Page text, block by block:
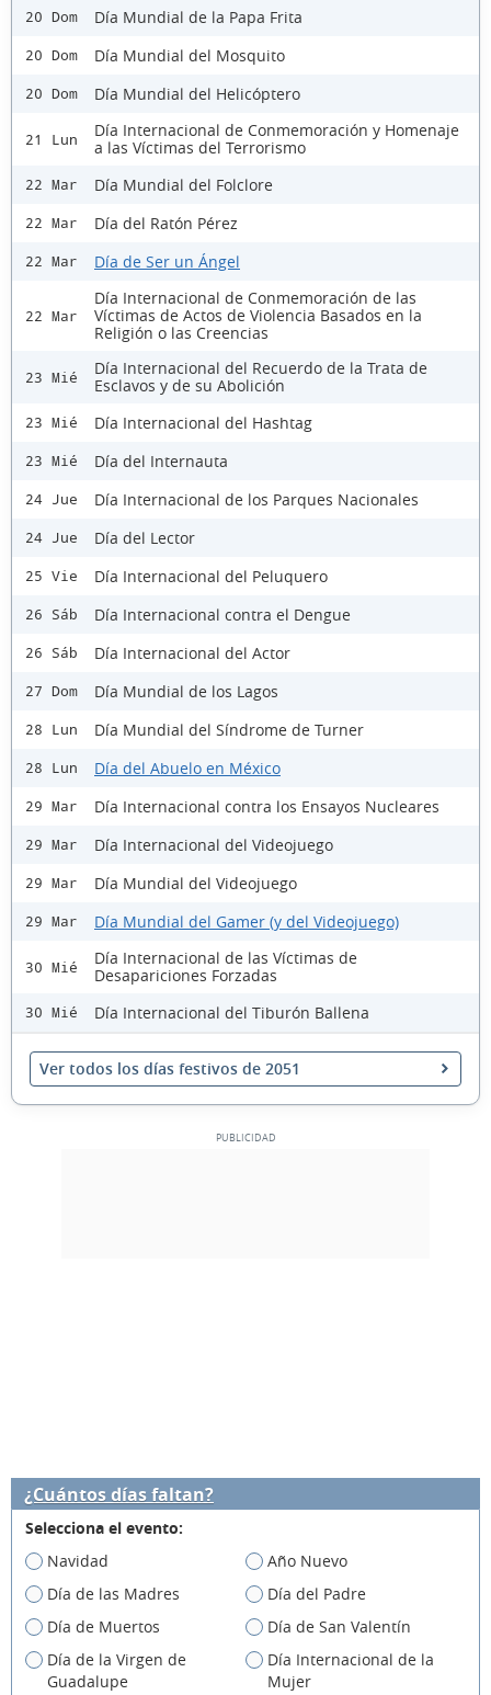
20 Dom Día Mundial de la Papa Frita
20 Dom Día Mundial del Mosquito
20 Dom Día Mundial del Helicóptero
21 Lun
Día Internacional de Conmemoración y Homenaje
a las Víctimas del Terrorismo
22 Mar Día Mundial del Folclore
22 Mar Día del Ratón Pérez
22 Mar Día de Ser un Ángel
22 Mar
Día Internacional de Conmemoración de las
Víctimas de Actos de Violencia Basados en la
Religión o las Creencias
23 Mié
Día Internacional del Recuerdo de la Trata de
Esclavos y de su Abolición
23 Mié Día Internacional del Hashtag
23 Mié Día del Internauta
24 Jue Día Internacional de los Parques Nacionales
24 Jue Día del Lector
25 Vie Día Internacional del Peluquero
26 Sáb Día Internacional contra el Dengue
26 Sáb Día Internacional del Actor
27 Dom Día Mundial de los Lagos
28 Lun Día Mundial del Síndrome de Turner
28 Lun Día del Abuelo en México
29 Mar Día Internacional contra los Ensayos Nucleares
29 Mar Día Internacional del Videojuego
29 Mar Día Mundial del Videojuego
29 Mar Día Mundial del Gamer (y del Videojuego)
30 Mié
Día Internacional de las Víctimas de
Desapariciones Forzadas
30 Mié Día Internacional del Tiburón Ballena
Ver todos los días festivos de 2051
¿Cuántos días faltan?
Selecciona el evento:
Navidad
Año Nuevo
Día de las Madres
Día del Padre
Día de Muertos
Día de San Valentín
Día de la Virgen de
Guadalupe
Día Internacional de la
Mujer